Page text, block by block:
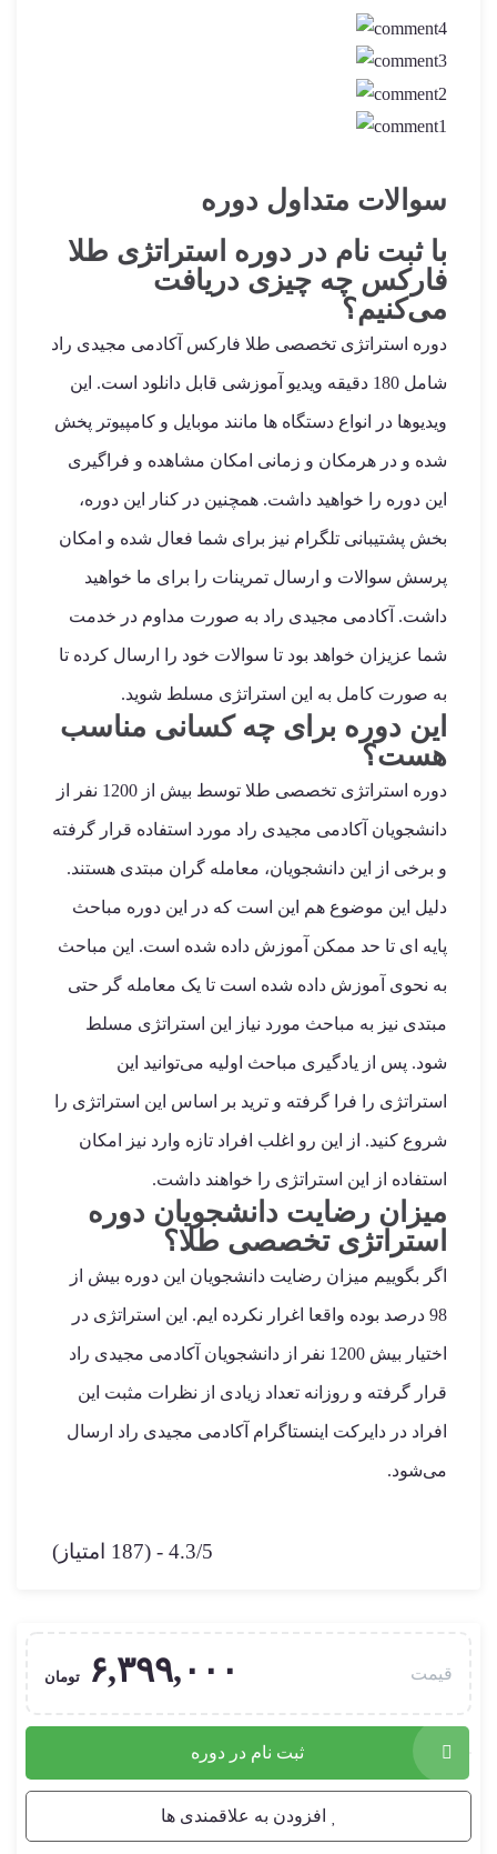
سوالات متداول دوره
با ثبت نام در دوره استراتژی طلا
فارکس چه چیزی دریافت
می‌کنیم؟
دوره استراتژی تخصصی طلا فارکس آکادمی مجیدی راد
شامل 180 دقیقه ویدیو آموزشی قابل دانلود است. این
ویدیوها در انواع دستگاه ها مانند موبایل و کامپیوتر پخش
شده و در هرمکان و زمانی امکان مشاهده و فراگیری
این دوره را خواهید داشت. همچنین در کنار این دوره،
بخش پشتیبانی تلگرام نیز برای شما فعال شده و امکان
پرسش سوالات و ارسال تمرینات را برای ما خواهید
داشت. آکادمی مجیدی راد به صورت مداوم در خدمت
شما عزیزان خواهد بود تا سوالات خود را ارسال کرده تا
به صورت کامل به این استراتژی مسلط شوید.
این دوره برای چه کسانی مناسب
هست؟
دوره استراتژی تخصصی طلا توسط بیش از 1200 نفر از
دانشجویان آکادمی مجیدی راد مورد استفاده قرار گرفته
و برخی از این دانشجویان، معامله گران مبتدی هستند.
دلیل این موضوع هم این است که در این دوره مباحث
پایه ای تا حد ممکن آموزش داده شده است. این مباحث
به نحوی آموزش داده شده است تا یک معامله گر حتی
مبتدی نیز به مباحث مورد نیاز این استراتژی مسلط
شود. پس از یادگیری مباحث اولیه می‌توانید این
استراتژی را فرا گرفته و ترید بر اساس این استراتژی را
شروع کنید. از این رو اغلب افراد تازه وارد نیز امکان
استفاده از این استراتژی را خواهند داشت.
میزان رضایت دانشجویان دوره
استراتژی تخصصی طلا؟
اگر بگوییم میزان رضایت دانشجویان این دوره بیش از
98 درصد بوده واقعا اغرار نکرده ایم. این استراتژی در
اختیار بیش 1200 نفر از دانشجویان آکادمی مجیدی راد
قرار گرفته و روزانه تعداد زیادی از نظرات مثبت این
افراد در دایرکت اینستاگرام آکادمی مجیدی راد ارسال
می‌شود.
4.3/5 - (187 امتیاز)
قیمت ۶,۳۹۹,۰۰۰ تومان
ثبت نام در دوره
افزودن به علاقمندی ها